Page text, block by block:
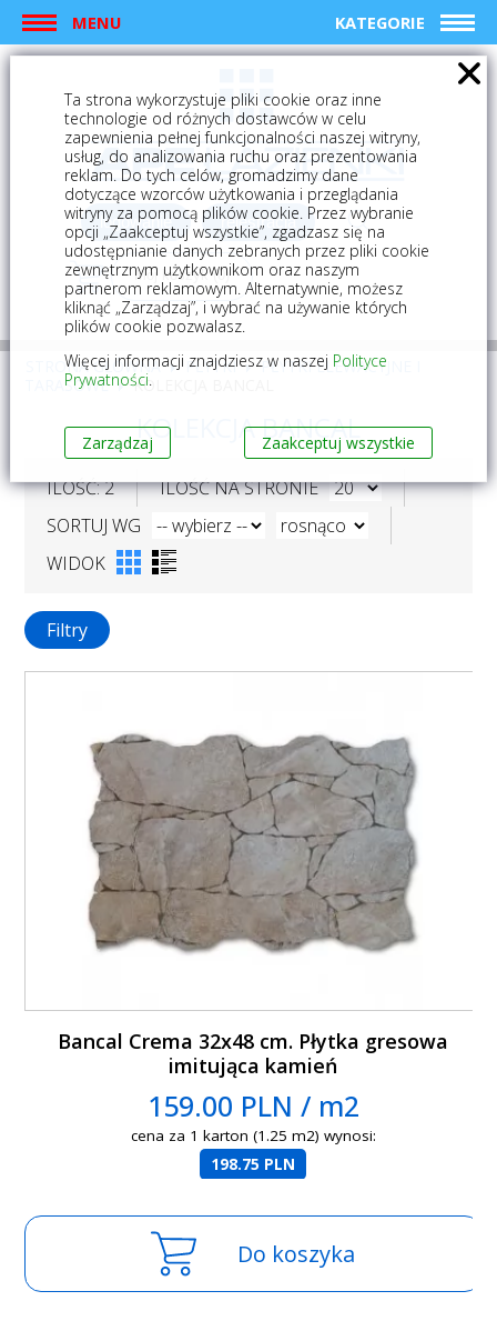
MENU KATEGORIE
logowanie rejestracja
Mój koszyk (0)
STRONA GŁÓWNA PŁYTKI
PŁYTKI ELEWACYJNE I
TARASOWE
KOLEKCJA BANCAL
KOLEKCJA BANCAL
ILOŚĆ: 2
ILOŚĆ NA STRONIE
SORTUJ WG
WIDOK
Filtry
Bancal Crema 32x48 cm. Płytka gresowa
imitująca kamień
159.00 PLN / m2
cena za 1 karton (1.25 m2) wynosi:
198.75 PLN
Do koszyka
Ta strona wykorzystuje pliki cookie oraz inne
technologie od różnych dostawców w celu
zapewnienia pełnej funkcjonalności naszej witryny,
usług, do analizowania ruchu oraz prezentowania
reklam. Do tych celów, gromadzimy dane
dotyczące wzorców użytkowania i przeglądania
witryny za pomocą plików cookie. Przez wybranie
opcji „Zaakceptuj wszystkie”, zgadzasz się na
udostępnianie danych zebranych przez pliki cookie
zewnętrznym użytkownikom oraz naszym
partnerom reklamowym. Alternatywnie, możesz
kliknąć „Zarządzaj”, i wybrać na używanie których
plików cookie pozwalasz.
Więcej informacji znajdziesz w naszej Polityce
Prywatności.
Zarządzaj Zaakceptuj wszystkie